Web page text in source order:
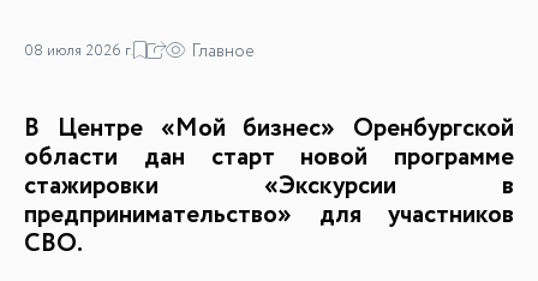
БАЗА ЗНАНИЙ
08 июля 2026 г. Главное
В Центре «Мой бизнес» Оренбургской
области дан старт новой программе
стажировки «Экскурсии в
предпринимательство» для участников
СВО.